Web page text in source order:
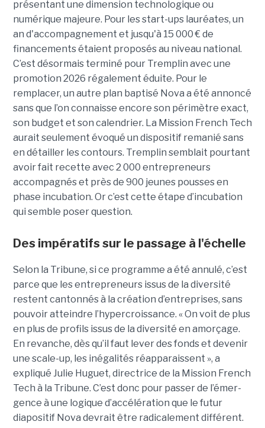
présentant une dimension technologique ou
numérique majeure. Pour les start-ups lauréates, un
an d'accompagnement et jusqu'à 15 000 € de
financements étaient proposés au niveau national.
C’est désormais terminé pour Tremplin avec une
promotion 2026 régalement éduite. Pour le
remplacer, un autre plan baptisé Nova a été annoncé
sans que l’on connaisse encore son périmètre exact,
son budget et son calendrier. La Mission French Tech
aurait seulement évoqué un dispositif remanié sans
en détailler les contours. Tremplin semblait pourtant
avoir fait recette avec 2 000 entrepreneurs
accompagnés et près de 900 jeunes pousses en
phase incubation. Or c’est cette étape d’incubation
qui semble poser question.
Des impératifs sur le passage à l'échelle
Selon la Tribune, si ce programme a été annulé, c’est
parce que les entre­pre­neurs issus de la diver­sité
restent cantonnés à la créa­tion d’entre­prises, sans
pouvoir atteindre l’hyper­crois­sance. « On voit de plus
en plus de pro­fils issus de la diver­sité en amorçage.
En revanche, dès qu’il faut lever des fonds et deve­nir
une scale-up, les inéga­li­tés réap­pa­raissent », a
expliqué Julie Huguet, directrice de la Mission French
Tech à la Tribune. C’est donc pour passer de l’émer­
gence à une logique d’accé­lé­ra­tion que le futur
diapositif Nova devrait être radi­ca­le­ment dif­fé­rent.